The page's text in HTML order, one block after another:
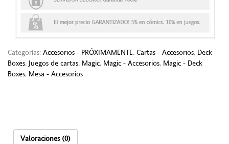
Categorías: Accesorios - PRÓXIMAMENTE, Cartas - Accesorios, Deck
Boxes, Juegos de cartas, Magic, Magic - Accesorios, Magic - Deck
Boxes, Mesa - Accesorios
Valoraciones (0)